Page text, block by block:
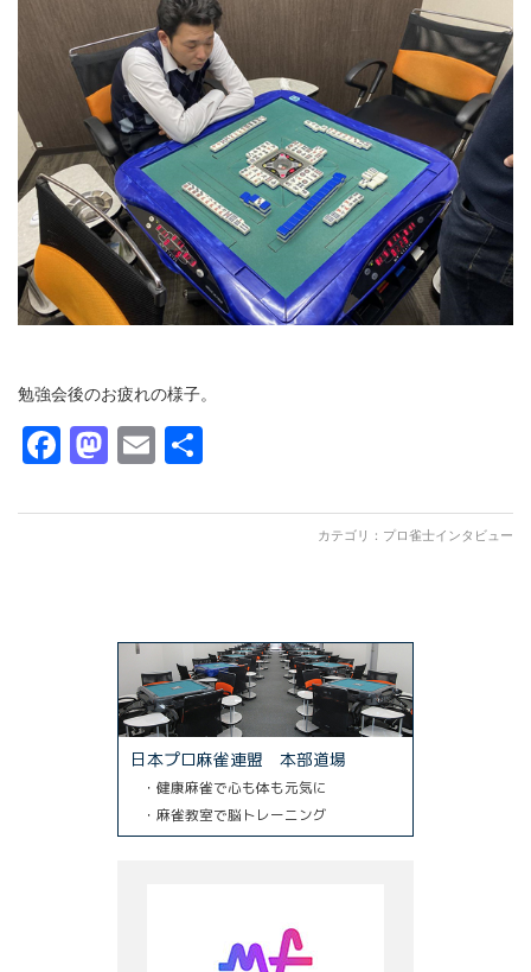
勉強会後のお疲れの様子。
Facebook
Mastodon
Email
カテゴリ： プロ雀士インタビュー
日本プロ麻雀連盟 本部道場
・健康麻雀で心も体も元気に
・麻雀教室で脳トレーニング